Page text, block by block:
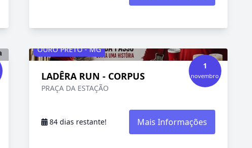
1
novembro
OURO PRETO - MG
LADÊRA RUN - CORPUS
PRAÇA DA ESTAÇÃO
84 dias restante! Mais Informações